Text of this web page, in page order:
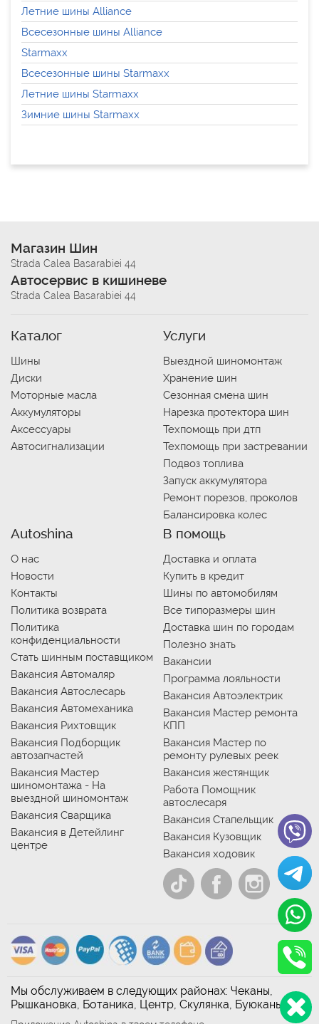
Летние шины Alliance
Всесезонные шины Alliance
Starmaxx
Всесезонные шины Starmaxx
Летние шины Starmaxx
Зимние шины Starmaxx
Магазин Шин
Strada Calea Basarabiei 44
Автосервис в кишиневе
Strada Calea Basarabiei 44
Каталог
Шины
Диски
Моторные масла
Аккумуляторы
Аксессуары
Автосигнализации
Услуги
Выездной шиномонтаж
Хранение шин
Сезонная смена шин
Нарезка протектора шин
Техпомощь при дтп
Техпомощь при застревании
Подвоз топлива
Запуск аккумулятора
Ремонт порезов, проколов
Балансировка колес
Autoshina
О нас
Новости
Контакты
Политика возврата
Политика
конфиденциальности
Стать шинным поставщиком
Вакансия Автомаляр
Вакансия Автослесарь
Вакансия Автомеханика
Вакансия Рихтовщик
Вакансия Подборщик
автозапчастей
Вакансия Мастер
шиномонтажа - На
выездной шиномонтаж
Вакансия Сварщика
Вакансия в Детейлинг
центре
В помощь
Доставка и оплата
Купить в кредит
Шины по автомобилям
Все типоразмеры шин
Доставка шин по городам
Полезно знать
Вакансии
Программа лояльности
Вакансия Автоэлектрик
Вакансия Мастер ремонта
КПП
Вакансия Мастер по
ремонту рулевых реек
Вакансия жестянщик
Работа Помощник
автослесаря
Вакансия Стапельщик
Вакансия Кузовщик
Вакансия ходовик
Мы обслуживаем в следующих районах: Чеканы,
Рышкановка, Ботаника, Центр, Скулянка, Буюканы